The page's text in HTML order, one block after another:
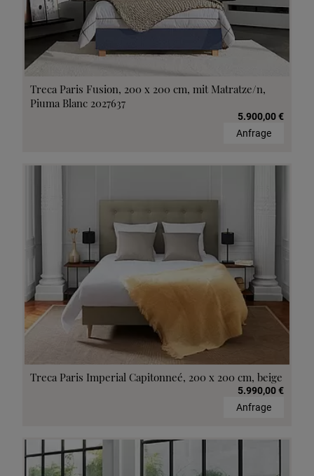
Treca Paris Fusion, 200 x 200 cm, mit Matratze/n,
Piuma Blanc 2027637
5.900,00 €
Anfrage
Treca Paris Imperial Capitonneé, 200 x 200 cm, beige
5.990,00 €
Anfrage